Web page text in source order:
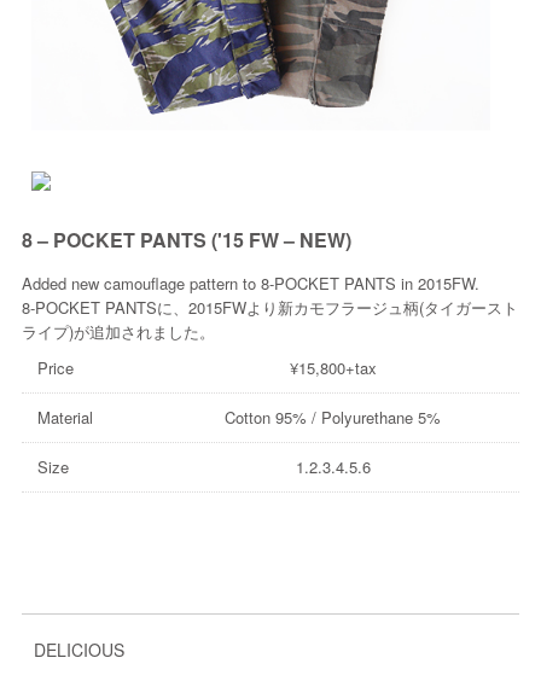
8 – POCKET PANTS ('15 FW – NEW)
Added new camouflage pattern to 8-POCKET PANTS in 2015FW.
8-POCKET PANTSに、2015FWより新カモフラージュ柄(タイガースト
ライプ)が追加されました。
Price
¥15,800+tax
Material Cotton 95% / Polyurethane 5%
Size 1.2.3.4.5.6
DELICIOUS